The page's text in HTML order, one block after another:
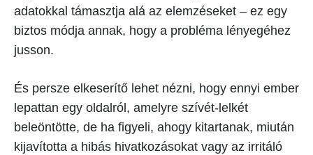
adatokkal támasztja alá az elemzéseket – ez egy
biztos módja annak, hogy a probléma lényegéhez
jusson.
És persze elkeserítő lehet nézni, hogy ennyi ember
lepattan egy oldalról, amelyre szívét-lelkét
beleöntötte, de ha figyeli, ahogy kitartanak, miután
kijavította a hibás hivatkozásokat vagy az irritáló